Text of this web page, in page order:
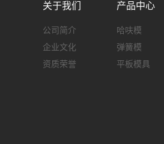
关于我们
公司简介
企业文化
资质荣誉
产品中心
哈呋模
弹簧模
平板模具